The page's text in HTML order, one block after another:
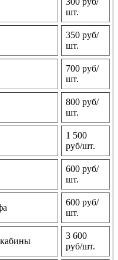
шт.
350 руб/
шт.
700 руб/
шт.
800 руб/
шт.
1 500
руб/шт.
600 руб/
шт.
600 руб/
шт.
3 600
руб/шт.